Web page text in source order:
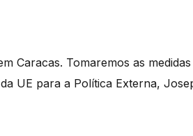
Caracas. Tomaremos as medidas
UE para a Política Externa,